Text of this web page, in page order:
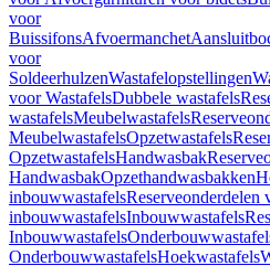
voor
BuissifonsAfvoermanchet
voor
SoldeerhulzenWastafelopstellingen
voor WastafelsDubbele wastafels
wastafelsMeubelwastafels
MeubelwastafelsOpzetwastafels
OpzetwastafelsHandwasbak
HandwasbakOpzethandwasbakken
inbouwwastafelsReserveonderdelen
inbouwwastafelsInbouwwastafels
Inbouwwastafels
OnderbouwwastafelsHoekwastafels